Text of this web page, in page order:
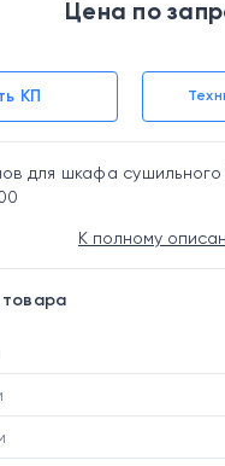
Цена по
КП
для шкафа
К полному
товара